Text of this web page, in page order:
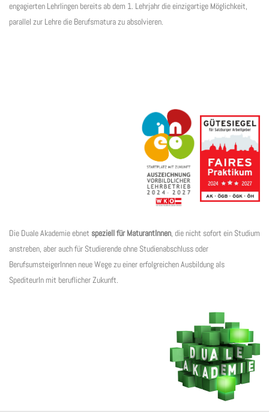
engagierten Lehrlingen bereits ab dem 1. Lehrjahr die einzigartige Möglichkeit,
parallel zur Lehre die Berufsmatura zu absolvieren.
Die Duale Akademie ebnet speziell für MaturantInnen, die nicht sofort ein Studium
anstreben, aber auch für Studierende ohne Studienabschluss oder
BerufsumsteigerInnen neue Wege zu einer erfolgreichen Ausbildung als
SpediteurIn mit beruflicher Zukunft.